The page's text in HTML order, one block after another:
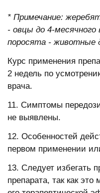
* Примечание:
- овцы до 4-
поросята - животные
Курс применения
2 недель по
врача.
11. Симптомы
не выявлены.
12. Особенностей
первом применении
13. Следует избегать
препарата, так как